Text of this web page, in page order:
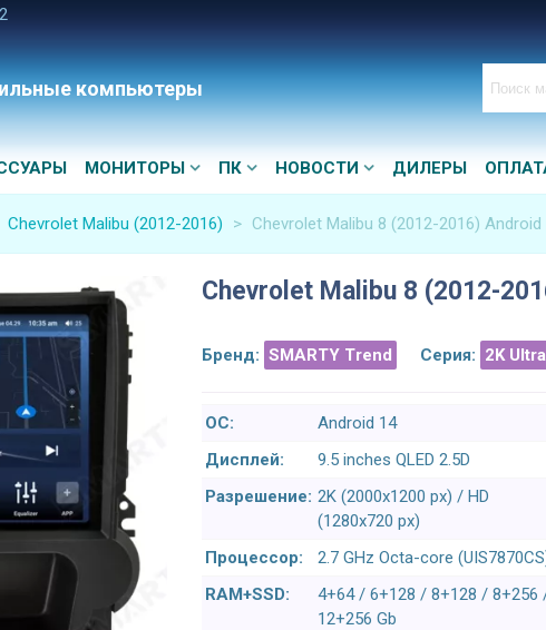
компьютеры
МОНИТОРЫ ПК НОВОСТИ ДИЛЕРЫ
Chevrolet Malibu (2012-2016) > Chevrolet Malibu 8 (2012-2016)
Chevrolet Malibu 8 (2012-
Бренд: SMARTY Trend Серия: 2K
ОС:
Android 14
Дисплей:
9.5 inches QLED 2.5D
Разрешение: 2K (2000x1200 px) / HD
(1280x720 px)
Процессор:
2.7 GHz Octa-core
RAM+SSD:
4+64 / 6+128 / 8+128 / 8+256
12+256 Gb